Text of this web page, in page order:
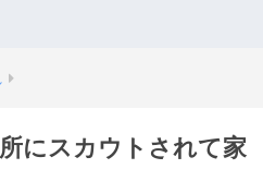
にスカウトされて家